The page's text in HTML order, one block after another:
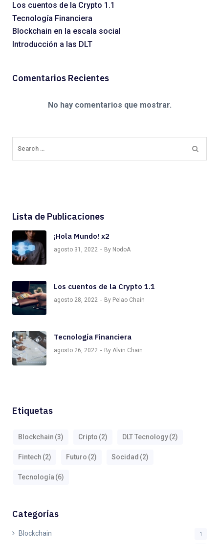
Los cuentos de la Crypto 1.1
Tecnología Financiera
Blockchain en la escala social
Introducción a las DLT
Comentarios Recientes
No hay comentarios que mostrar.
Lista de Publicaciones
¡Hola Mundo! x2
agosto 31, 2022 By NodoA
Los cuentos de la Crypto 1.1
agosto 28, 2022 By Pelao Chain
Tecnología Financiera
agosto 26, 2022 By Alvin Chain
Etiquetas
Blockchain (3) Cripto (2) DLT Tecnology(2)
Fintech (2) Futuro (2) Socidad (2)
Tecnología (6)
Categorías
Blockchain 1